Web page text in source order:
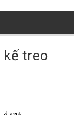
kế treo